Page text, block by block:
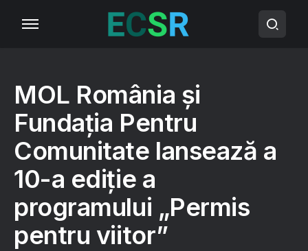
MOL România și
Fundația Pentru
Comunitate lansează a
10-a ediție a
programului „Permis
pentru viitor”